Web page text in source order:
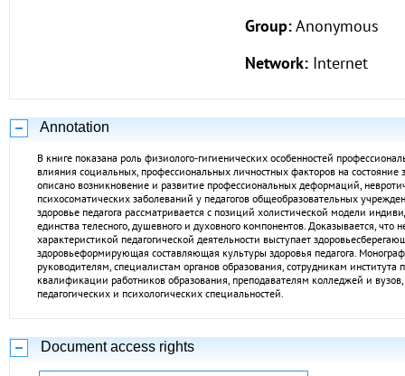
Group:Anonymous
Network: Internet
Annotation
В книге показана роль физиолого-гигиенических особенностей
влияния социальных, профессиональных личностных факторов на состояние
описано возникновение и развитие профессиональных деформаций,
психосоматических заболеваний у педагогов общеобразовательных
здоровье педагога рассматривается с позиций холистической модели
единства телесного, душевного и духовного компонентов. Доказывается, что
характеристикой педагогической деятельности выступает
здоровьеформирующая составляющая культуры здоровья педагога.
руководителям, специалистам органов образования, сотрудникам института
квалификации работников образования, преподавателям колледжей и вузов,
педагогических и психологических специальностей.
Document access rights